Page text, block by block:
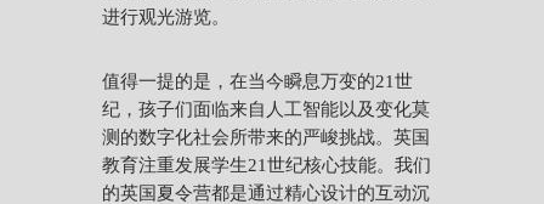
进行观光游览。
值得一提的是，在当今瞬息万变的21世
纪，孩子们面临来自人工智能以及变化莫
测的数字化社会所带来的严峻挑战。英国
教育注重发展学生21世纪核心技能。我们
的英国夏令营都是通过精心设计的互动沉